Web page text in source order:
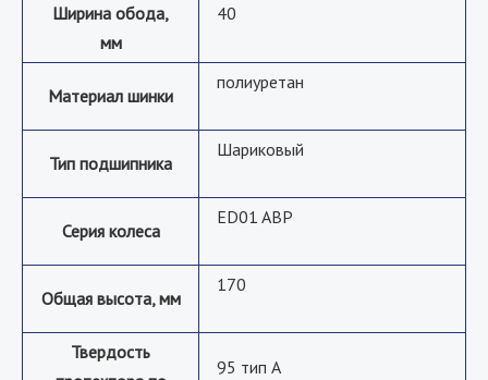
Ширина обода,
мм
40
Материал шинки
полиуретан
Тип подшипника
Шариковый
Серия колеса
ED01 ABP
Общая высота, мм
170
Твердость
95 тип А